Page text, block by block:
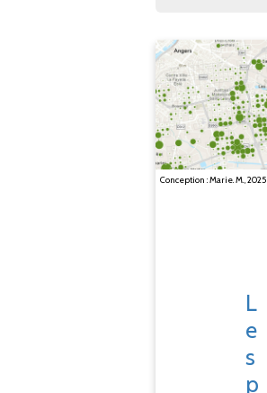
Conception : Marie. M., 2025
L
e
s
p